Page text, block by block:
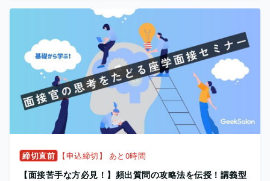
締切直前 【申込締切】 あと0時間
【面接苦手な方必見！】頻出質問の攻略法を伝授！講義型